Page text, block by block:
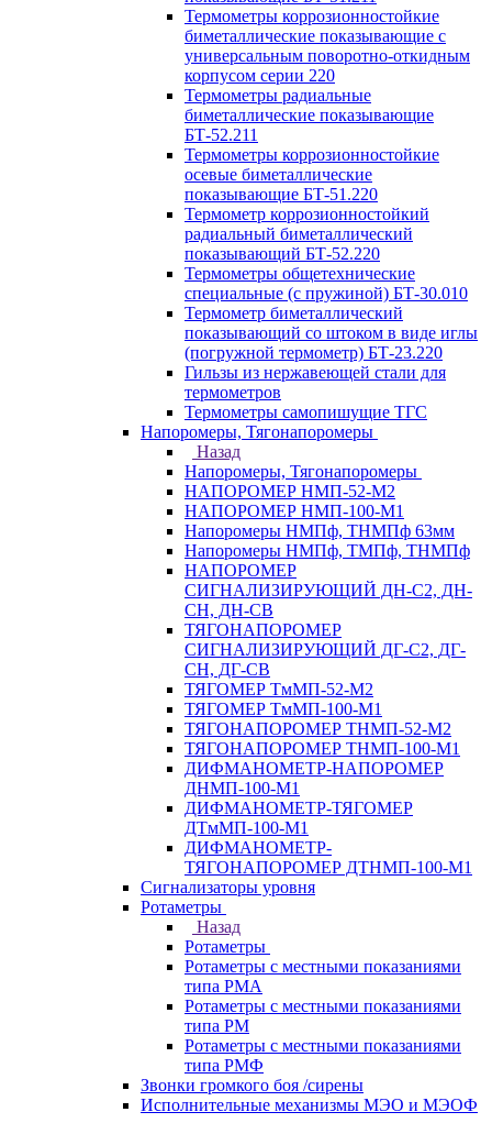
Термометры коррозионностойкие
биметаллические показывающие с
универсальным поворотно-откидным
корпусом серии 220
Термометры радиальные
биметаллические показывающие
БТ-52.211
Термометры коррозионностойкие
осевые биметаллические
показывающие БТ-51.220
Термометр коррозионностойкий
радиальный биметаллический
показывающий БТ-52.220
Термометры общетехнические
специальные (с пружиной) БТ-30.010
Термометр биметаллический
показывающий со штоком в виде иглы
(погружной термометр) БТ-23.220
Гильзы из нержавеющей стали для
термометров
Термометры самопишущие ТГС
Напоромеры, Тягонапоромеры
Назад
Напоромеры, Тягонапоромеры
НАПОРОМЕР НМП-52-М2
НАПОРОМЕР НМП-100-М1
Напоромеры НМПф, ТНМПф 63мм
Напоромеры НМПф, ТМПф, ТНМПф
НАПОРОМЕР
СИГНАЛИЗИРУЮЩИЙ ДН-С2, ДН-
СН, ДН-СВ
ТЯГОНАПОРОМЕР
СИГНАЛИЗИРУЮЩИЙ ДГ-С2, ДГ-
СН, ДГ-СВ
ТЯГОМЕР ТмМП-52-М2
ТЯГОМЕР ТмМП-100-М1
ТЯГОНАПОРОМЕР ТНМП-52-М2
ТЯГОНАПОРОМЕР ТНМП-100-М1
ДИФМАНОМЕТР-НАПОРОМЕР
ДНМП-100-М1
ДИФМАНОМЕТР-ТЯГОМЕР
ДТмМП-100-М1
ДИФМАНОМЕТР-
ТЯГОНАПОРОМЕР ДТНМП-100-М1
Сигнализаторы уровня
Ротаметры
Назад
Ротаметры
Ротаметры с местными показаниями
типа РМА
Ротаметры с местными показаниями
типа РМ
Ротаметры с местными показаниями
типа РМФ
Звонки громкого боя /сирены
Исполнительные механизмы МЭО и МЭОФ